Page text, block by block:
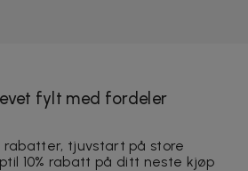
fylt med fordeler
rabatter, tjuvstart på store
10% rabatt på ditt neste kjøp